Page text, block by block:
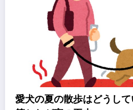
愛犬の夏の散歩はどうし